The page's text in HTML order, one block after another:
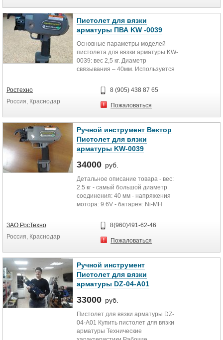
Пистолет для вязки
арматуры ПВА KW -0039
Основные параметры моделей
пистолета для вязки арматуры KW-
0039: вес 2,5 кг. Диаметр
связывания – 40мм. Используется
Ростехно
Россия, Краснодар
8 (905) 438 87 65
Пожаловаться
Ручной инструмент Вектор
Пистолет для вязки
арматуры KW-0039
34000 руб.
Детальное описание товара - вес:
2.5 кг - самый большой диаметр
соединения: 40 мм - напряжения
мотора: 9.6V - батарея: Ni-MH
ЗАО РосТехно
Россия, Краснодар
8(960)491-62-46
Пожаловаться
Ручной инструмент
Пистолет для вязки
арматуры DZ-04-A01
33000 руб.
Пистолет для вязки арматуры DZ-
04-A01 Купить пистолет для вязки
арматуры Технические